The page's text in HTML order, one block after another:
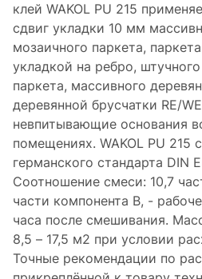
клей WAKOL PU 215
сдвиг укладки 10 мм
мозаичного паркета,
укладкой на ребро,
паркета, массивного
деревянной брусчатки RE/
невпитывающие основания
помещениях. WAKOL PU 215
германского стандарта DIN
Соотношение смеcи: 10,7
части компонента B, -
часа после смешивания.
8,5 – 17,5 м2 при условии
Точные рекомендации по